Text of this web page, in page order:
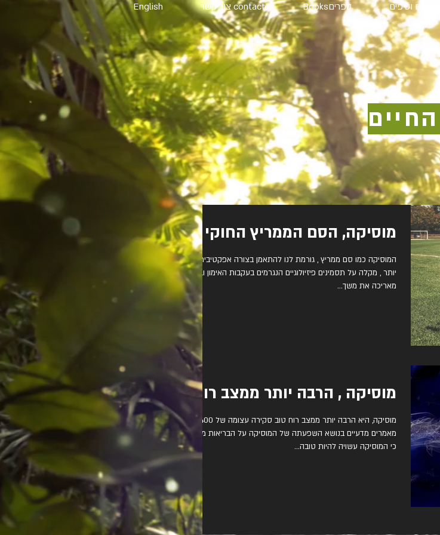
וטיפים ספריםBooks contact צור קשר English
מוסיקה, הסם הממריץ החוקי
המוסיקה כמו סם ממריץ , גורמת לנו להתאמן בצורה אפקטיבית
יותר , מקלה על תסמינים פיזיולוגיים הנגרמים בעקבות האימון ובכך
מאריכה את משך...
מוסיקה , הרבה יותר ממצב רוח
מוסיקה, היא הרבה יותר ממצב רוח טוב סקירה עצומה של 400
מאמרים מדעיים בנושא השפעתה של המוסיקה על הבריאות מצא
כי המוסיקה עשויה להיות טובה...